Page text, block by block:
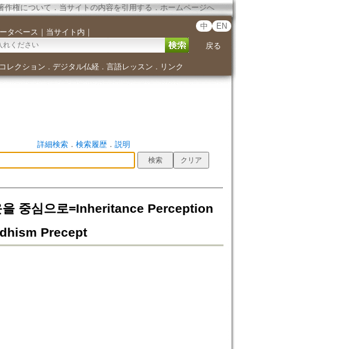
作権について．当サイトの内容を引用する ． ホームページへ
タベース ｜ 当サイト内 ｜
中 EN
戻る
レクション ． デジタル仏経． 言語レッスン ． リンク
詳細検索． 検索履歴． 説明
을 중심으로=Inheritance Perception
Precept